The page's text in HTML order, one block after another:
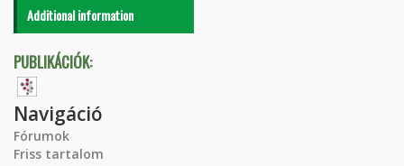
Additional information
PUBLIKÁCIÓK:
Navigáció
Fórumok
Friss tartalom